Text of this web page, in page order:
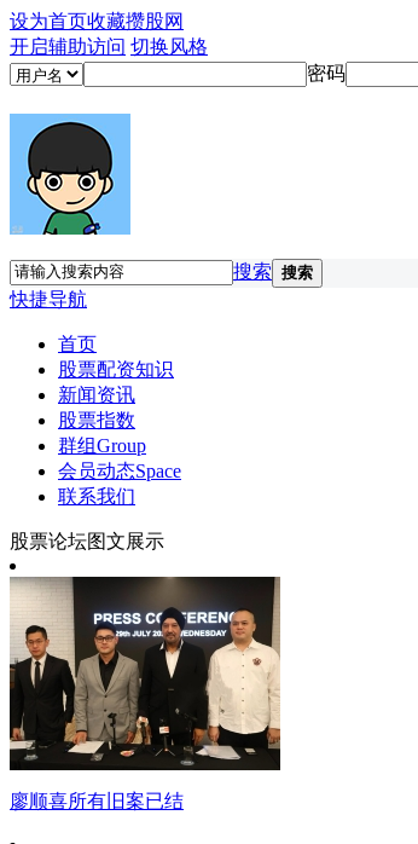
设为首页收藏攒股网
开启辅助访问 切换风格
密码
搜索 搜索
快捷导航
首页
股票配资知识
新闻资讯
股票指数
群组Group
会员动态Space
联系我们
股票论坛图文展示
廖顺喜所有旧案已结